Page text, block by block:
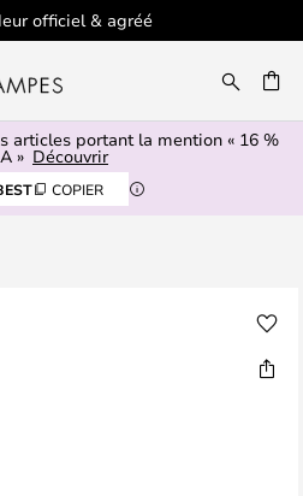
officiel & agréé
articles portant la mention « 16 %
» Découvrir
COPIER